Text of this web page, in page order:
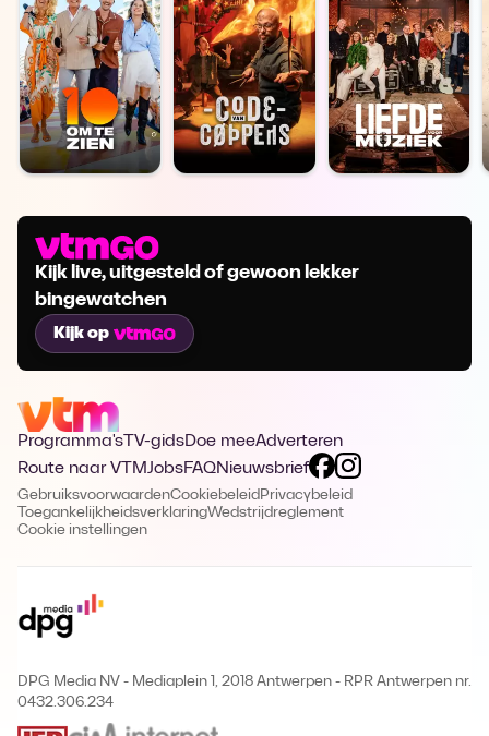
Kijk live, uitgesteld of gewoon lekker
bingewatchen
Kijk op
Programma'sTV-gidsDoe meeAdverteren
Route naar VTMJobsFAQNieuwsbrief
GebruiksvoorwaardenCookiebeleid Privacybeleid
ToegankelijkheidsverklaringWedstrijdreglement
Cookie instellingen
DPG Media NV - Mediaplein 1, 2018 Antwerpen - RPR Antwerpen nr.
0432.306.234